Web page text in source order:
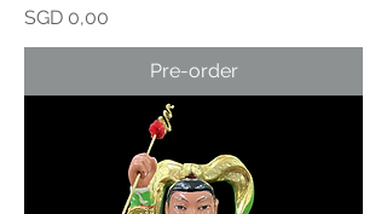
Prijs
SGD 0,00
Pre-order